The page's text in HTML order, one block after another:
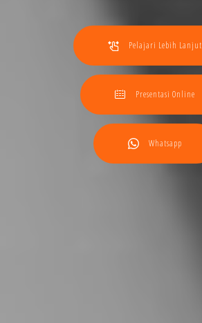
Pelajari Lebih Lanjut
Presentasi Online
Whatsapp